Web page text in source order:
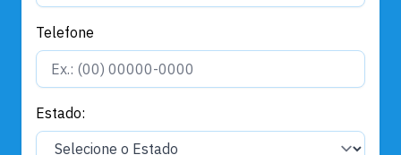
Telefone
Estado: